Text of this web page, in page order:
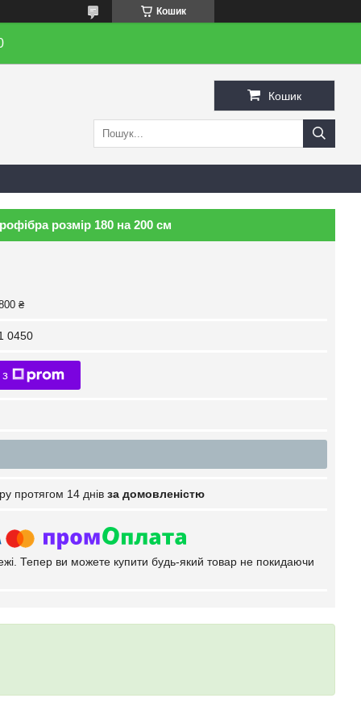
Кошик
Кошик
розмір 180 на 200 см
₴
0450
протягом 14 днів за домовленістю
Тепер ви можете купити будь-який товар не покидаючи